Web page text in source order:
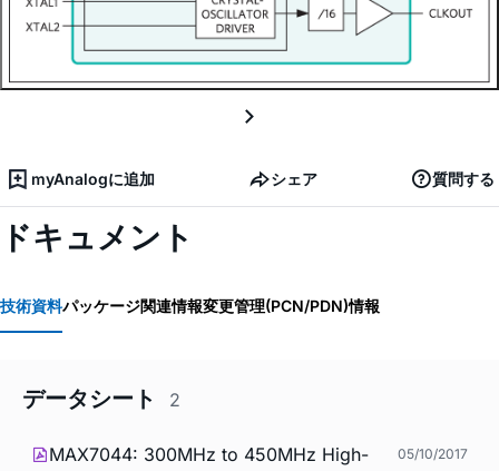
myAnalogに追加 シェア 質問する
ドキュメント
技術資料パッケージ関連情報変更管理(PCN/PDN)情報
データシート 2
MAX7044: 300MHz to 450MHz High-
05/10/2017